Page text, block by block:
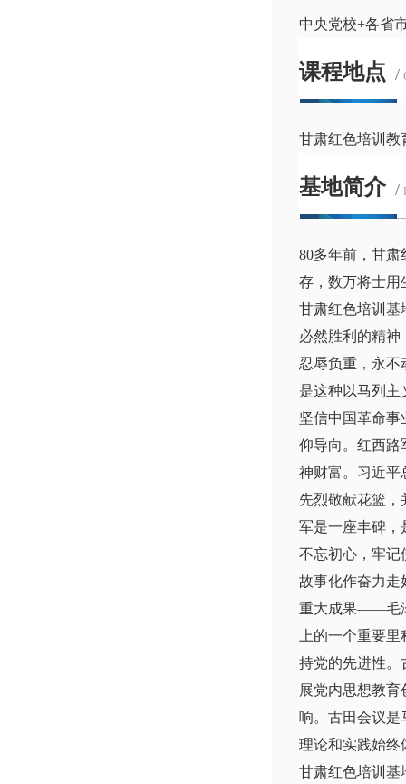
中央党校+各省
课程地点 /
甘肃红色培训教
基地简介 /
80多年前，甘
存，数万将士用
甘肃红色培训基
必然胜利的精
忍辱负重，永
是这种以马列
坚信中国革命
仰导向。红西路
神财富。习近平
先烈敬献花篮，
军是一座丰碑，
不忘初心，牢记
故事化作奋力走
重大成果——毛
上的一个重要
持党的先进性。
展党内思想教
响。古田会议
理论和实践始终
甘肃红色培训